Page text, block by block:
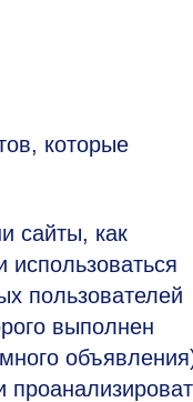
которые
сайты, как
пользователей
выполнен